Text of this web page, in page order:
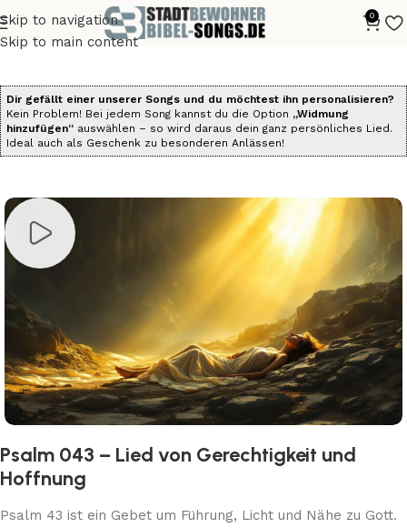
Skip to navigation
Skip to main content
0
Start Alle Bibelsongs Die Psalmen als Songs
Dir gefällt einer unserer Songs und du möchtest ihn personalisieren?
Kein Problem! Bei jedem Song kannst du die Option „Widmung
hinzufügen“ auswählen – so wird daraus dein ganz persönliches Lied.
Ideal auch als Geschenk zu besonderen Anlässen!
Psalm 043 – Lied von Gerechtigkeit und
Hoffnung
Psalm 43 ist ein Gebet um Führung, Licht und Nähe zu Gott.